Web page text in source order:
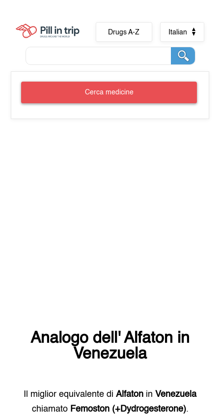
Drugs A-Z Italian
Cerca medicine
Analogo dell'Alfaton in
Venezuela
Il miglior equivalente di Alfaton in Venezuela
chiamato Femoston (+Dydrogesterone).